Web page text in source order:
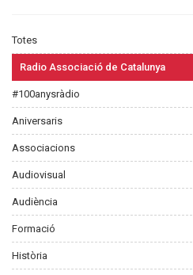
Totes
Radio Associació de Catalunya
#100anysràdio
Aniversaris
Associacions
Audiovisual
Audiència
Formació
Història